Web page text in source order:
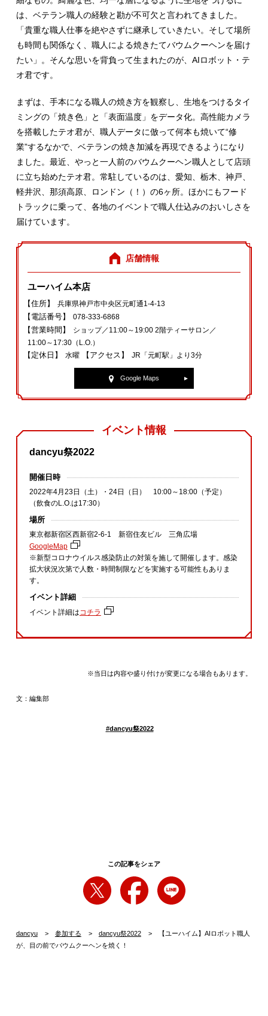
は、ベテラン職人の経験と勘が不可欠と言われてきました。
「貴重な職人仕事を絶やさずに継承していきたい。そして場所
も時間も関係なく、職人による焼きたてバウムクーヘンを届け
たい」。そんな思いを背負って生まれたのが、AIロボット・テ
オ君です。
まずは、手本になる職人の焼き方を観察し、生地をつけるタイ
ミングの「焼き色」と「表面温度」をデータ化。高性能カメラ
を搭載したテオ君が、職人データに倣って何本も焼いて“修
業”するなかで、ベテランの焼き加減を再現できるようになり
ました。最近、やっと一人前のバウムクーヘン職人として店頭
に立ち始めたテオ君。常駐しているのは、愛知、栃木、神戸、
軽井沢、那須高原、ロンドン（！）の6ヶ所。ほかにもフード
トラックに乗って、各地のイベントで職人仕込みのおいしさを
届けています。
店舗情報
ユーハイム本店
【住所】 兵庫県神戸市中央区元町通1‐4‐13
【電話番号】 078‐333‐6868
【営業時間】
ショップ／11:00～19:00 2階ティーサロン／
11:00～17:30（L.O.）
【定休日】 水曜 【アクセス】 JR「元町駅」より3分
Google Maps
イベント情報
dancyu祭2022
開催日時
2022年4月23日（土）・24日（日） 10:00～18:00（予定）
（飲食のL.O.は17:30）
場所
東京都新宿区西新宿2‐6‐1 新宿住友ビル 三角広場
GoogleMap
※新型コロナウイルス感染防止の対策を施して開催します。感染
拡大状況次第で人数・時間制限などを実施する可能性もありま
す。
イベント詳細
イベント詳細はコチラ
※当日は内容や盛り付けが変更になる場合もあります。
文：編集部
#dancyu祭2022
この記事をシェア
dancyu 参加する dancyu祭2022
【ユーハイム】AIロボット職人
が、目の前でバウムクーヘンを焼く！